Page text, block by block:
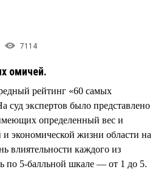
7114
омичей.
рейтинг «60 самых
суд экспертов было представлено
определенный вес и
экономической жизни области на
влиятельности каждого из
по 5-балльной шкале — от 1 до 5.